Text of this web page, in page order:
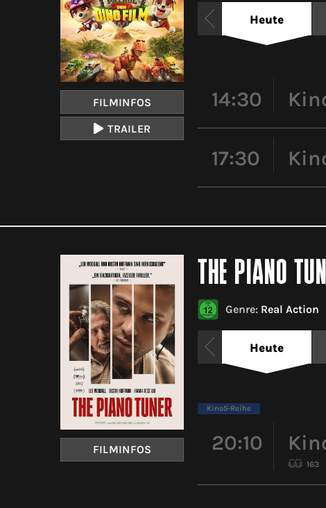
FILMINFOS
TRAILER
Heute
14:30
17:30
FILMINFOS
THE PIANO
Genre: Real Action
Heute
Kino5-Reihe
20:10
163